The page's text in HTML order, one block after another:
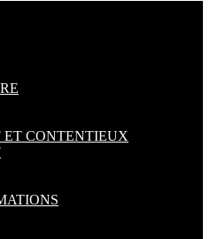
CONTENTIEUX